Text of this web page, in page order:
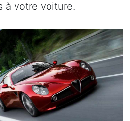
à votre voiture.